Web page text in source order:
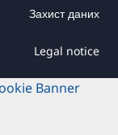
Захист даних
Legal notice
Banner